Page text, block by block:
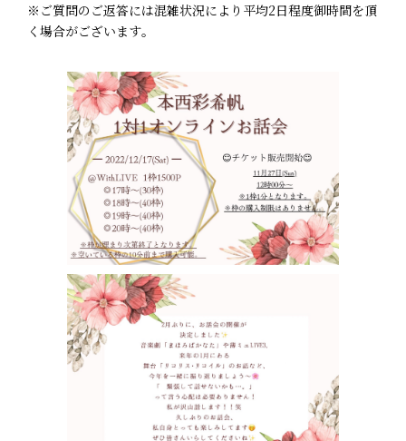
※ご質問のご返答には混雑状況により平均2日程度御時間を頂
く場合がございます｡